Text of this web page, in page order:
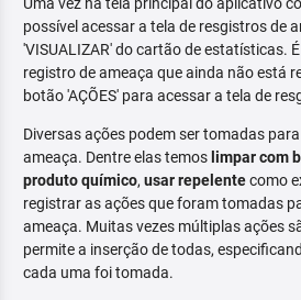
possível acessar a tela de resgistros de
'VISUALIZAR' do cartão de estatísticas.
registro de ameaça que ainda não está
botão 'AÇÕES' para acessar a tela de
Diversas ações podem ser tomadas
ameaça. Dentre elas temos limpar com
produto químico, usar repelentecomo
registrar as ações que foram tomadas
ameaça. Muitas vezes múltiplas ações
permite a inserção de todas,
cada uma foi tomada.